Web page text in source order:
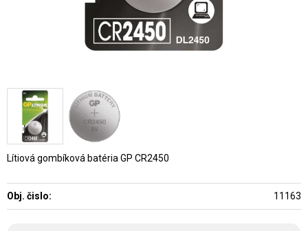
Lítiová gombíková batéria GP CR2450
Obj. čislo: 11163